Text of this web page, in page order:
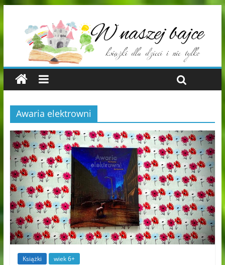
Awaria elektrowni
Książki wiek 6+